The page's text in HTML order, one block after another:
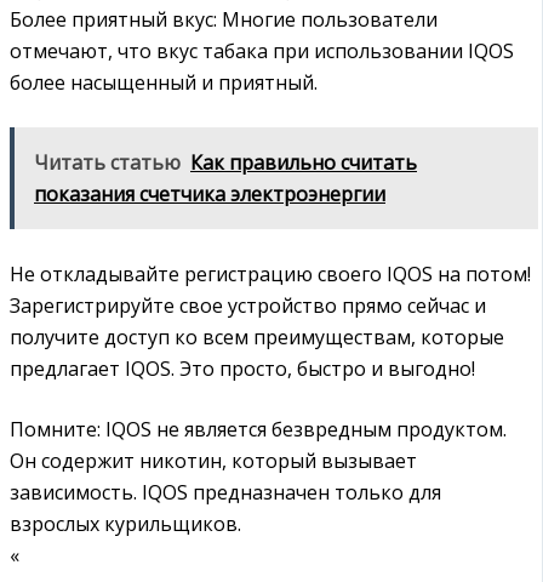
Более приятный вкус: Многие пользователи
отмечают, что вкус табака при использовании IQOS
более насыщенный и приятный.
Читать статью Как правильно считать
показания счетчика электроэнергии
Не откладывайте регистрацию своего IQOS на потом!
Зарегистрируйте свое устройство прямо сейчас и
получите доступ ко всем преимуществам, которые
предлагает IQOS. Это просто, быстро и выгодно!
Помните: IQOS не является безвредным продуктом.
Он содержит никотин, который вызывает
зависимость. IQOS предназначен только для
взрослых курильщиков.
«